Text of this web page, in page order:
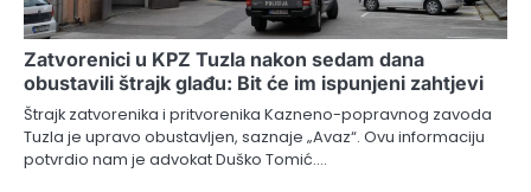
Zatvorenici u KPZ Tuzla nakon sedam dana
obustavili štrajk glađu: Bit će im ispunjeni zahtjevi
Štrajk zatvorenika i pritvorenika Kazneno-popravnog zavoda
Tuzla je upravo obustavljen, saznaje „Avaz“. Ovu informaciju
potvrdio nam je advokat Duško Tomić.…